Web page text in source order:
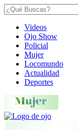
Videos
Ojo Show
Policial
Mujer
Locomundo
Actualidad
Deportes